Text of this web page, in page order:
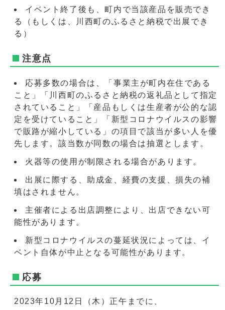
イベント終了後も、町内で当該産品を販売でき
る（もしくは、川西町のふるさと納税で出展でき
る）
注意点
応募多数の場合は、「事業主が町内在住である
こと」「川西町のふるさと納税の返礼品として指定
されていること」「産品もしくは生産者が公的な認
定を受けていること」「新型コロナウイルスの影響
で販路が縮小している」の項目で該当が多い人を優
先します。該当数が同数の場合は抽選とします。
火器等の使用が制限される場合があります。
出展に際する、助成金、経費の支援、損失の補
填はされません。
主催者による出店調整により、出店できない可
能性があります。
新型コロナウイルスの蔓延状況によっては、イ
ベント自体が中止となる可能性があります。
応募
2023年10月12日（木）正午までに、